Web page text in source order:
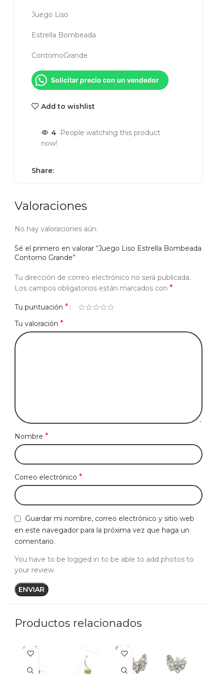
Juego Liso
Estrella Bombeada
ContornoGrande
Solicitar precio con un vendedor
Add to wishlist
4
People watching this product
now!
Share:
Valoraciones
No hay valoraciones aún.
Sé el primero en valorar “Juego Liso Estrella Bombeada
Contorno Grande”
Tu dirección de correo electrónico no será publicada.
Los campos obligatorios están marcados con *
Tu puntuación *
Tu valoración *
Nombre *
Correo electrónico *
Guardar mi nombre, correo electrónico y sitio web
en este navegador para la próxima vez que haga un
comentario.
You have to be logged in to be able to add photos to
your review.
Productos relacionados